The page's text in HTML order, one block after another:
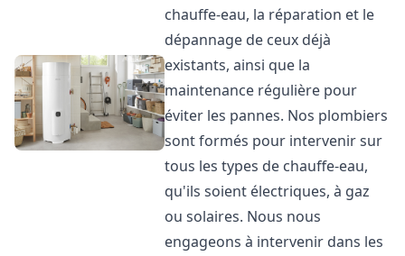
chauffe-eau, la réparation et le
dépannage de ceux déjà
existants, ainsi que la
maintenance régulière pour
éviter les pannes. Nos plombiers
sont formés pour intervenir sur
tous les types de chauffe-eau,
qu'ils soient électriques, à gaz
ou solaires. Nous nous
engageons à intervenir dans les